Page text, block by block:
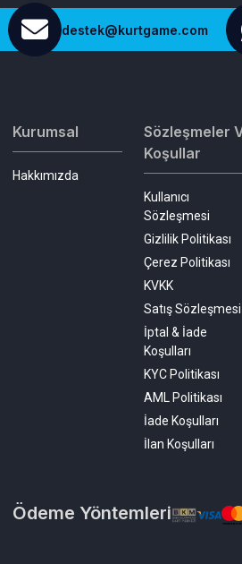
destek@kurtgame.com
Kurumsal
Hakkımızda
Sözleşmeler
Koşullar
Kullanıcı
Sözleşmesi
Gizlilik Politikası
Çerez Politikası
KVKK
Satış Sözleşmesi
İptal & İade
Koşulları
KYC Politikası
AML Politikası
İade Koşulları
İlan Koşulları
Ödeme Yöntemleri